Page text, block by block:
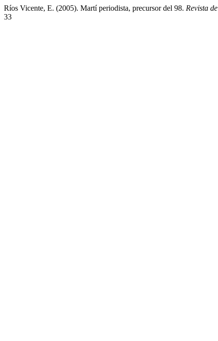
Ríos Vicente, E. (2005). Martí periodista, precursor del 98. Revista
33